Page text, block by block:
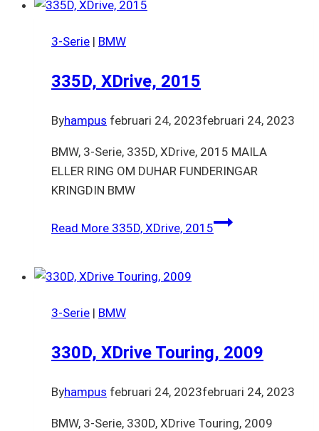
3-Serie | BMW
335D, XDrive, 2015
Byhampus februari 24, 2023februari 24, 2023
BMW, 3-Serie, 335D, XDrive, 2015 MAILA
ELLER RING OM DUHAR FUNDERINGAR
KRINGDIN BMW
Read More 335D, XDrive, 2015
3-Serie | BMW
330D, XDrive Touring, 2009
Byhampus februari 24, 2023februari 24, 2023
BMW, 3-Serie, 330D, XDrive Touring, 2009